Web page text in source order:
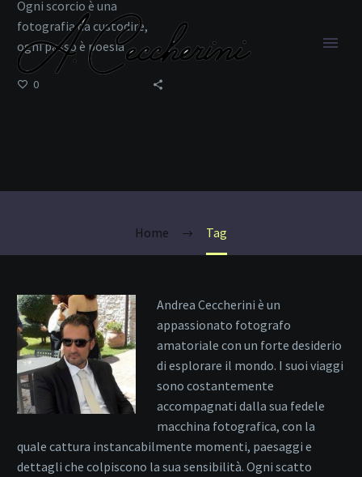
Home Tag
Ogni scorcio è una
fotografia da custodire,
ogni passo è poesia
mediterranea.
0
Andrea Ceccherini è un
appassionato fotografo
amatoriale con un forte desiderio
di esplorare il mondo. I suoi viaggi
sono costantemente
accompagnati dalla sua fedele
macchina fotografica, con la
quale cattura instancabilmente momenti, paesaggi e
dettagli che colpiscono la sua sensibilità. Ogni scatto